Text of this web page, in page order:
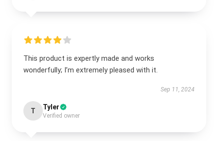
This product is expertly made and works
wonderfully; I’m extremely pleased with it.
Sep 11, 2024
T Tyler
Verified owner